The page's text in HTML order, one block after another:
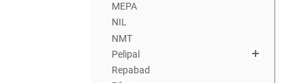
MEPA
NIL
NMT
Pelipal
Repabad